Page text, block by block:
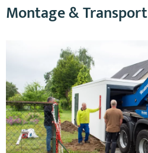
Montage & Transport